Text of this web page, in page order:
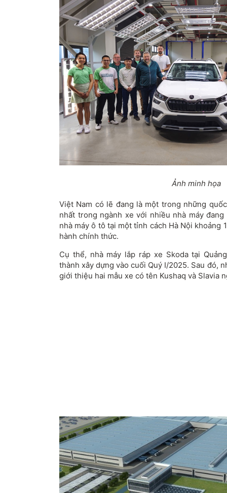
Ảnh minh họa
Việt Nam có lẽ đang là một trong những
nhất trong ngành xe với nhiều nhà máy
nhà máy ô tô tại một tỉnh cách Hà Nội khoảng
hành chính thức.
Cụ thể, nhà máy lắp ráp xe Skoda tại
thành xây dựng vào cuối Quý I/2025. Sau đó,
giới thiệu hai mẫu xe có tên Kushaq và Slavia